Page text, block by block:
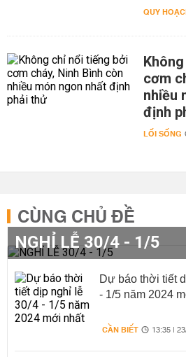
QUY
cơm
nhiều
định
LỐI SỐNG
CÙNG CHỦ ĐỀ
NGHỈ LỄ 30/4 - 1/5
Dự báo thời tiết
- 1/5 năm 2024
CẦN BIẾT 13:35 |